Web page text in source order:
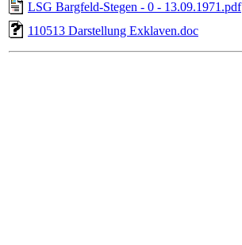
LSG Bargfeld-Stegen - 0 - 13.09.1971.pdf
110513 Darstellung Exklaven.doc